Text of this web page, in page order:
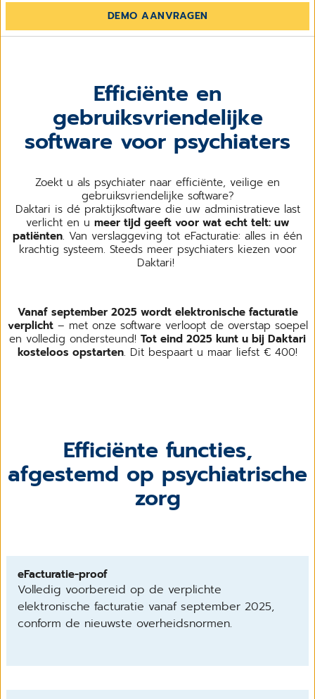
DEMO AANVRAGEN
Efficiënte en
gebruiksvriendelijke
software voor psychiaters
Zoekt u als psychiater naar efficiënte, veilige en
gebruiksvriendelijke software?
Daktari is dé praktijksoftware die uw administratieve last
verlicht en u meer tijd geeft voor wat echt telt: uw
patiënten. Van verslaggeving tot eFacturatie: alles in één
krachtig systeem. Steeds meer psychiaters kiezen voor
Daktari!
Vanaf september 2025 wordt elektronische facturatie
verplicht– met onze software verloopt de overstap soepel
en volledig ondersteund! Tot eind 2025 kunt u bij Daktari
kosteloos opstarten. Dit bespaart u maar liefst € 400!
Efficiënte functies,
afgestemd op psychiatrische
zorg
eFacturatie-proof
Volledig voorbereid op de verplichte
elektronische facturatie vanaf september 2025,
conform de nieuwste overheidsnormen.